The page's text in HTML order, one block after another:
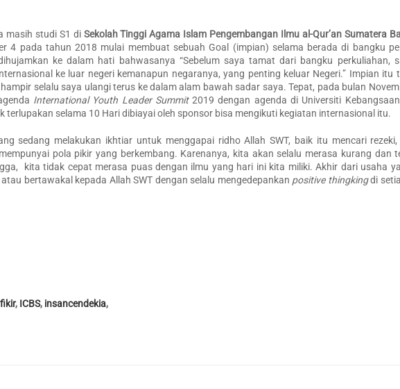
masih studi S1 di Sekolah Tinggi Agama Islam Pengembangan Ilmu al-Qur’an Sumatera
4 pada tahun 2018 mulai membuat sebuah Goal (impian) selama berada di bangku
ke dalam hati bahwasanya “Sebelum saya tamat dari bangku perkuliahan,
ke luar negeri kemanapun negaranya, yang penting keluar Negeri.” Impian itu
selalu saya ulangi terus ke dalam alam bawah sadar saya. Tepat, pada bulan
International Youth Leader Summit2019 dengan agenda di Universiti
terlupakan selama 10 Hari dibiayai oleh sponsor bisa mengikuti kegiatan internasional itu.
sedang melakukan ikhtiar untuk menggapai ridho Allah SWT, baik itu mencari
pola pikir yang berkembang. Karenanya, kita akan selalu merasa kurang dan
kita tidak cepat merasa puas dengan ilmu yang hari ini kita miliki. Akhir dari usaha
bertawakal kepada Allah SWT dengan selalu mengedepankan positive thingkingdi
fikir, ICBS, insancendekia,